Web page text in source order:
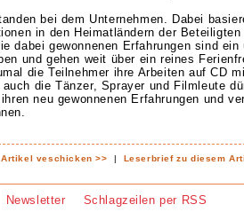
bei dem Unternehmen. Dabei
in den Heimatländern der
dabei gewonnenen Erfahrungen sind ein
und gehen weit über ein reines
die Teilnehmer ihre Arbeiten auf CD
die Tänzer, Sprayer und Filmleute
neu gewonnenen Erfahrungen und
Artikel veschicken >> | Leserbrief zu diesem
Newsletter Schlagzeilen per RSS